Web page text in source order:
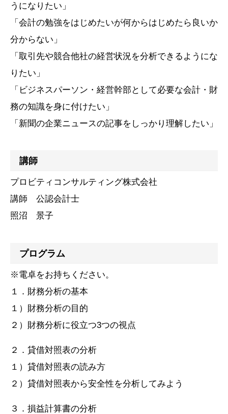
うになりたい」
「会計の勉強をはじめたいが何からはじめたら良いか
分からない」
「取引先や競合他社の経営状況を分析できるようにな
りたい」
「ビジネスパーソン・経営幹部として必要な会計・財
務の知識を身に付けたい」
「新聞の企業ニュースの記事をしっかり理解したい」
講師
プロビティコンサルティング株式会社
講師 公認会計士
照沼 景子
プログラム
※電卓をお持ちください。
１．財務分析の基本
１）財務分析の目的
２）財務分析に役立つ3つの視点
２．貸借対照表の分析
１）貸借対照表の読み方
２）貸借対照表から安全性を分析してみよう
３．損益計算書の分析